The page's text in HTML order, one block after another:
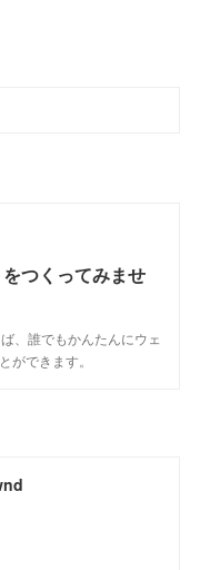
つくってみませ
、誰でもかんたんにウェ
ができます。